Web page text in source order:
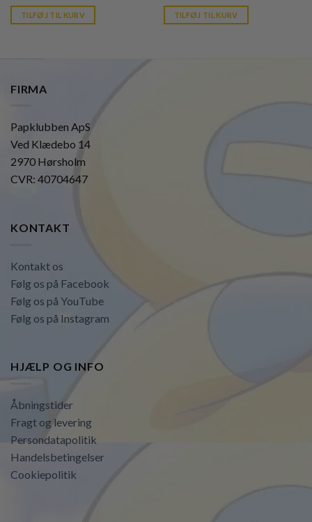
is:
kr. 39,95.
TILFØJ TIL KURV
is:
kr. 39,95.
TILFØJ TIL KURV
FIRMA
Papklubben ApS
Ved Klædebo 14
2970 Hørsholm
CVR: 40704647
KONTAKT
Kontakt os
Følg os på Facebook
Følg os på YouTube
Følg os på Instagram
HJÆLP OG INFO
Åbningstider
Fragt og levering
Persondatapolitik
Handelsbetingelser
Cookiepolitik